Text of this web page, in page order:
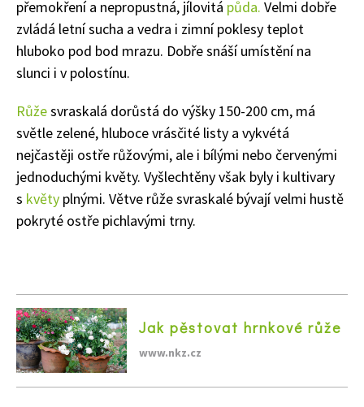
Naše krásná zahrada
přemokření a nepropustná, jílovitá půda. Velmi dobře
zvládá letní sucha a vedra i zimní poklesy teplot
hluboko pod bod mrazu. Dobře snáší umístění na
slunci i v polostínu.
Růžesvraskalá dorůstá do výšky 150-200 cm, má
světle zelené, hluboce vrásčité listy a vykvétá
nejčastěji ostře růžovými, ale i bílými nebo červenými
jednoduchými květy. Vyšlechtěny však byly i kultivary
s květy plnými. Větve růže svraskalé bývají velmi hustě
pokryté ostře pichlavými trny.
Jak pěstovat hrnkové růže
www.nkz.cz